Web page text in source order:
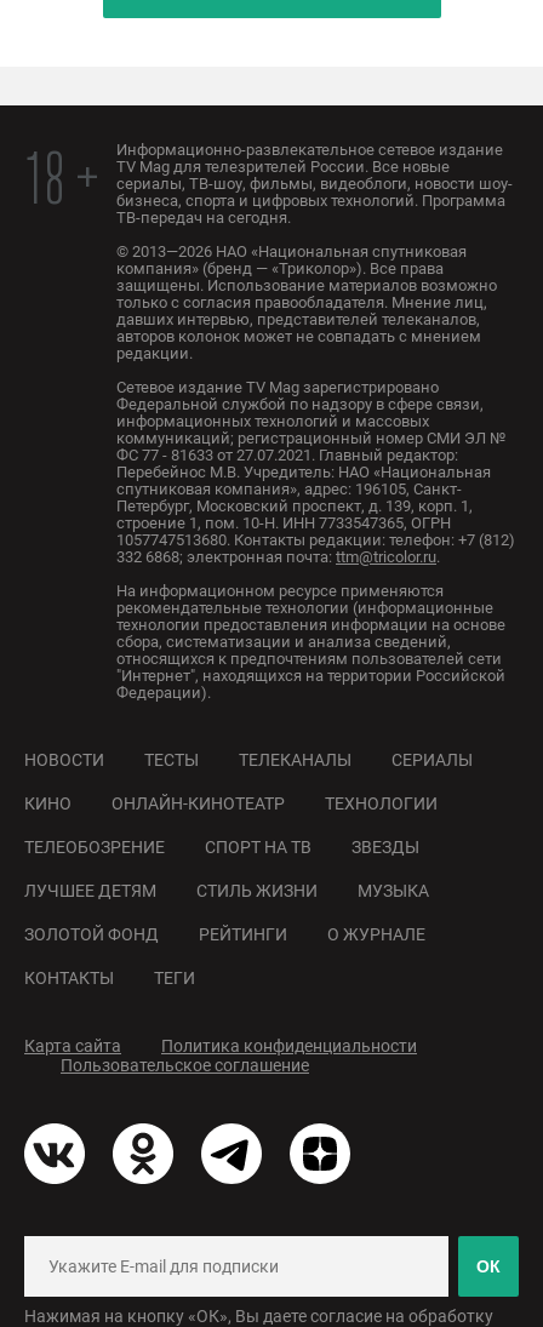
18 +
Информационно-развлекательное сетевое издание
TV Mag для телезрителей России. Все новые
сериалы, ТВ-шоу, фильмы, видеоблоги, новости шоу-
бизнеса, спорта и цифровых технологий. Программа
ТВ-передач на сегодня.
© 2013—2026 НАО «Национальная спутниковая
компания» (бренд — «Триколор»). Все права
защищены. Использование материалов возможно
только с согласия правообладателя. Мнение лиц,
давших интервью, представителей телеканалов,
авторов колонок может не совпадать с мнением
редакции.
Сетевое издание TV Mag зарегистрировано
Федеральной службой по надзору в сфере связи,
информационных технологий и массовых
коммуникаций; регистрационный номер СМИ ЭЛ №
ФС 77 - 81633 от 27.07.2021. Главный редактор:
Перебейнос М.В. Учредитель: НАО «Национальная
спутниковая компания», адрес: 196105, Санкт-
Петербург, Московский проспект, д. 139, корп. 1,
строение 1, пом. 10-Н. ИНН 7733547365, ОГРН
1057747513680. Контакты редакции: телефон: +7 (812)
332 6868; электронная почта: ttm@tricolor.ru.
На информационном ресурсе применяются
рекомендательные технологии (информационные
технологии предоставления информации на основе
сбора, систематизации и анализа сведений,
относящихся к предпочтениям пользователей сети
"Интернет", находящихся на территории Российской
Федерации).
НОВОСТИ ТЕСТЫ ТЕЛЕКАНАЛЫ СЕРИАЛЫ
КИНО ОНЛАЙН-КИНОТЕАТР ТЕХНОЛОГИИ
ТЕЛЕОБОЗРЕНИЕ СПОРТ НА ТВ ЗВЕЗДЫ
ЛУЧШЕЕ ДЕТЯМ СТИЛЬ ЖИЗНИ МУЗЫКА
ЗОЛОТОЙ ФОНД РЕЙТИНГИ О ЖУРНАЛЕ
КОНТАКТЫ ТЕГИ
Карта сайта
Политика конфиденциальности
Пользовательское соглашение
ОК
Нажимая на кнопку «ОК», Вы даете согласие на обработку